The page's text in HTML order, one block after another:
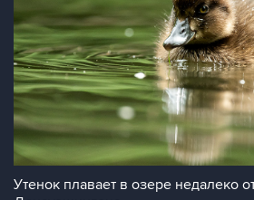
Утенок плавает в озере недалеко